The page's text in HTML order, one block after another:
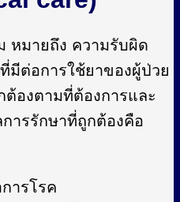
หมายถึง ความรับผิด
มีต่อการใช้ยาของผู้ป่วย
ต้องตามที่ต้องการและ
ารรักษาที่ถูกต้องคือ
ารโรค